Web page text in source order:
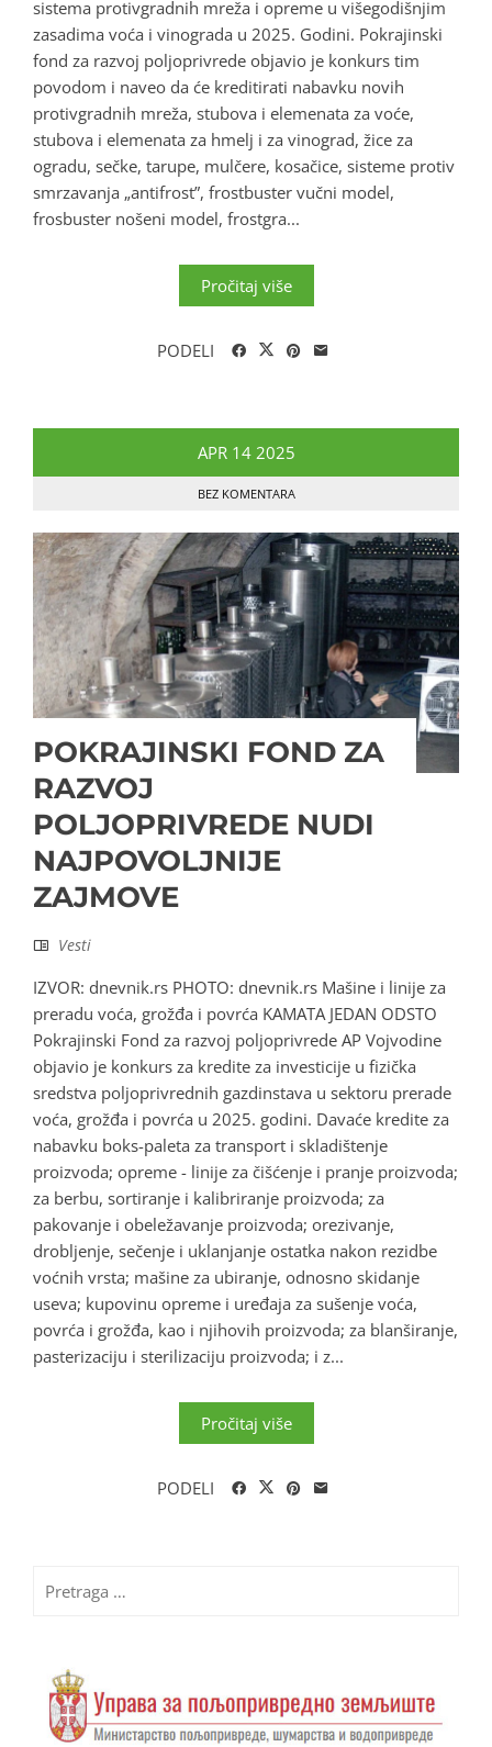
sistema protivgradnih mreža i opreme u višegodišnjim
zasadima voća i vinograda u 2025. Godini. Pokrajinski
fond za razvoj poljoprivrede objavio je konkurs tim
povodom i naveo da će kreditirati nabavku novih
protivgradnih mreža, stubova i elemenata za voće,
stubova i elemenata za hmelj i za vinograd, žice za
ogradu, sečke, tarupe, mulčere, kosačice, sisteme protiv
smrzavanja „antifrost”, frostbuster vučni model,
frosbuster nošeni model, frostgra...
Pročitaj više
PODELI
APR 14 2025
BEZ KOMENTARA
POKRAJINSKI FOND ZA
RAZVOJ
POLJOPRIVREDE NUDI
NAJPOVOLJNIJE
ZAJMOVE
Vesti
IZVOR: dnevnik.rs PHOTO: dnevnik.rs Mašine i linije za
preradu voća, grožđa i povrća KAMATA JEDAN ODSTO
Pokrajinski Fond za razvoj poljoprivrede AP Vojvodine
objavio je konkurs za kredite za investicije u fizička
sredstva poljoprivrednih gazdinstava u sektoru prerade
voća, grožđa i povrća u 2025. godini. Davaće kredite za
nabavku boks-paleta za transport i skladištenje
proizvoda; opreme - linije za čišćenje i pranje proizvoda;
za berbu, sortiranje i kalibriranje proizvoda; za
pakovanje i obeležavanje proizvoda; orezivanje,
drobljenje, sečenje i uklanjanje ostatka nakon rezidbe
voćnih vrsta; mašine za ubiranje, odnosno skidanje
useva; kupovinu opreme i uređaja za sušenje voća,
povrća i grožđa, kao i njihovih proizvoda; za blanširanje,
pasterizaciju i sterilizaciju proizvoda; i z...
Pročitaj više
PODELI
za: